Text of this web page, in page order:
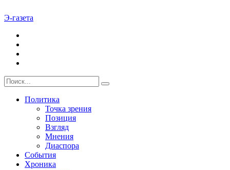
Э-газета
Политика
Точка зрения
Позиция
Взгляд
Мнения
Диаспора
События
Хроника